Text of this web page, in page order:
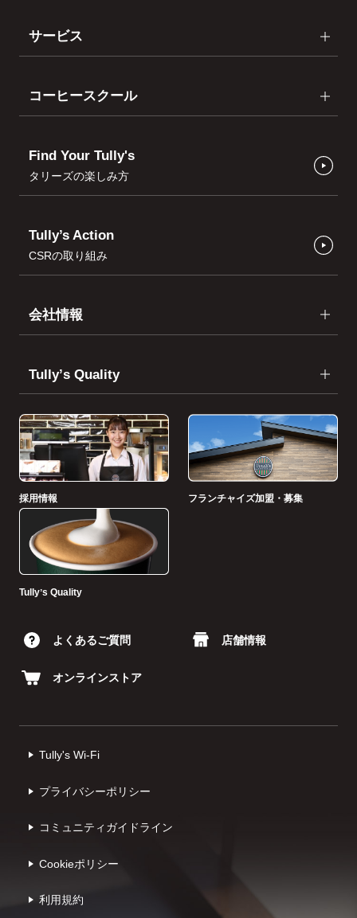
サービス
コーヒースクール
Find Your Tully's
タリーズの楽しみ方
Tully’s Action
CSRの取り組み
会社情報
Tullyʼs Quality
採用情報 フランチャイズ加盟・募集
Tullyʼs Quality
よくあるご質問 店舗情報
オンラインストア
Tully's Wi-Fi
プライバシーポリシー
コミュニティガイドライン
Cookieポリシー
利⽤規約